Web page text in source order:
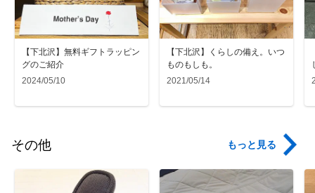
【下北沢】無料ギフトラッピン
グのご紹介
2024/05/10
【下北沢】くらしの備え。いつ
ものもしも。
2021/05/14
その他 もっと見る